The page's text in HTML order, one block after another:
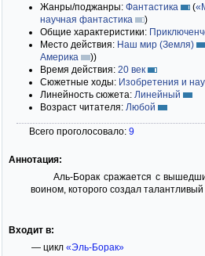
Жанры/поджанры: Фантастика (
научная фантастика
)
Общие характеристики:
Место действия: Наш мир (Земля)
Америка
))
Время действия: 20 век
Сюжетные ходы: Изобретения и
Линейность сюжета: Линейный
Возраст читателя: Любой
Всего проголосовало: 9
Аннотация:
Аль-Борак сражается с
воином, которого создал талантливый
Входит в:
— цикл «Эль-Борак»